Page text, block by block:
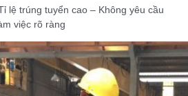
lệ trúng tuyển cao – Không yêu cầu
việc rõ ràng